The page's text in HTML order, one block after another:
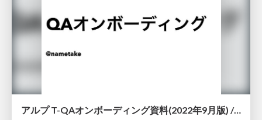
アルプ T-QAオンボーディング資料(2022年9月版) / Alp T-QA onboarding 2022-09